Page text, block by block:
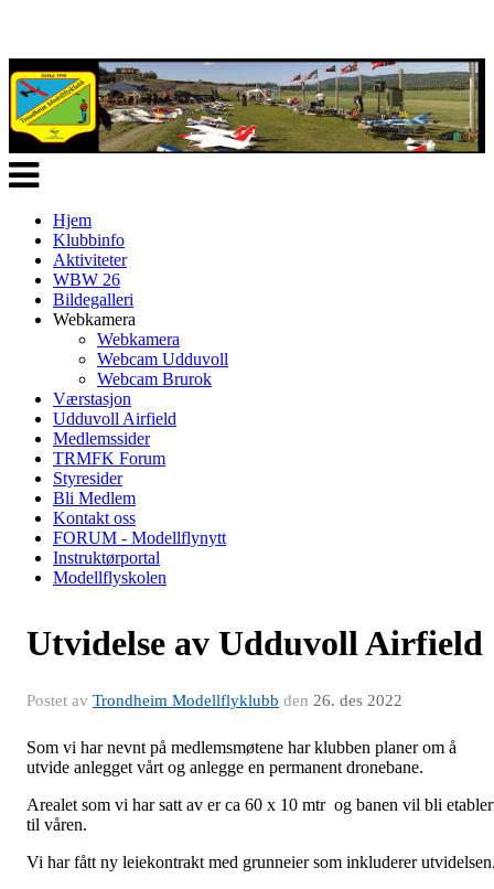
Veksle
navigasjon
Hjem
Klubbinfo
Aktiviteter
WBW 26
Bildegalleri
Webkamera
Webkamera
Webcam Udduvoll
Webcam Brurok
Værstasjon
Udduvoll Airfield
Medlemssider
TRMFK Forum
Styresider
Bli Medlem
Kontakt oss
FORUM - Modellflynytt
Instruktørportal
Modellflyskolen
Utvidelse av Udduvoll Airfield
Postet av Trondheim Modellflyklubb den 26. des 2022
Som vi har nevnt på medlemsmøtene har klubben planer om å
utvide anlegget vårt og anlegge en permanent dronebane.
Arealet som vi har satt av er ca 60 x 10 mtr og banen vil bli
til våren.
Vi har fått ny leiekontrakt med grunneier som inkluderer